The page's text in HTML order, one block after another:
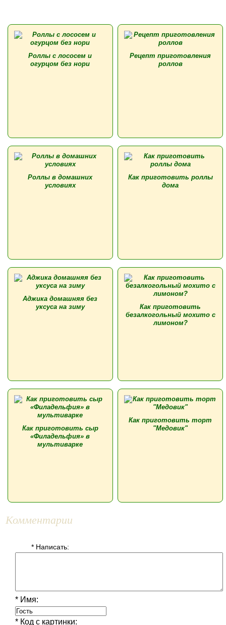
Роллы с лососем и
огурцом без нори
Рецепт приготовления
роллов
Роллы в домашних
условиях
Как приготовить роллы
дома
Аджика домашняя без
уксуса на зиму
Как приготовить
безалкогольный мохито с
лимоном?
Как приготовить сыр
«Филадельфия» в
мультиварке
Как приготовить торт
"Медовик"
Комментарии
* Написать:
* Имя:
* Код с картинки: